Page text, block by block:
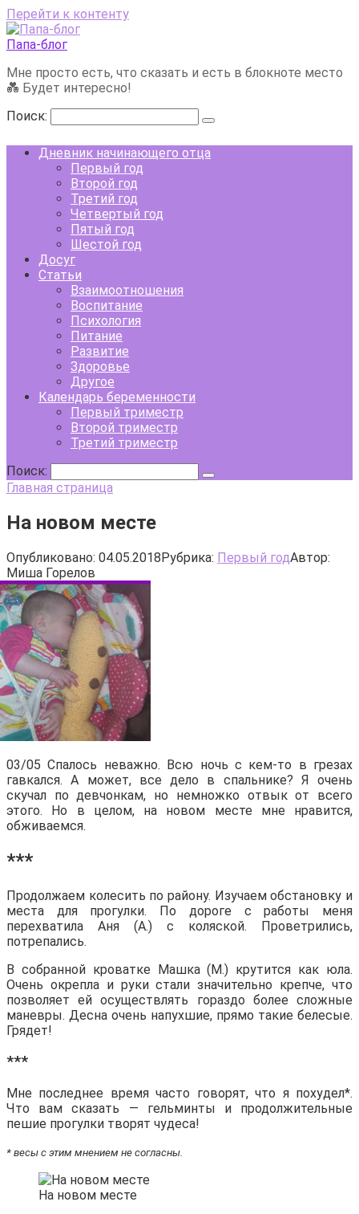
Перейти к контенту
Папа-блог
Мне просто есть, что сказать и есть в блокноте место
💑 Будет интересно!
Поиск:
Дневник начинающего отца
Первый год
Второй год
Третий год
Четвертый год
Пятый год
Шестой год
Досуг
Статьи
Взаимоотношения
Воспитание
Психология
Питание
Развитие
Здоровье
Другое
Календарь беременности
Первый триместр
Второй триместр
Третий триместр
Поиск:
Главная страница
На новом месте
Опубликовано: 04.05.2018Рубрика: Первый годАвтор:
Миша Горелов
03/05 Спалось неважно. Всю ночь с кем-то в грезах
гавкался. А может, все дело в спальнике? Я очень
скучал по девчонкам, но немножко отвык от всего
этого. Но в целом, на новом месте мне нравится,
обживаемся.
***
Продолжаем колесить по району. Изучаем обстановку и
места для прогулки. По дороге с работы меня
перехватила Аня (А.) с коляской. Проветрились,
потрепались.
В собранной кроватке Машка (М.) крутится как юла.
Очень окрепла и руки стали значительно крепче, что
позволяет ей осуществлять гораздо более сложные
маневры. Десна очень напухшие, прямо такие белесые.
Грядет!
***
Мне последнее время часто говорят, что я похудел*.
Что вам сказать — гельминты и продолжительные
пешие прогулки творят чудеса!
* весы с этим мнением не согласны.
На новом месте